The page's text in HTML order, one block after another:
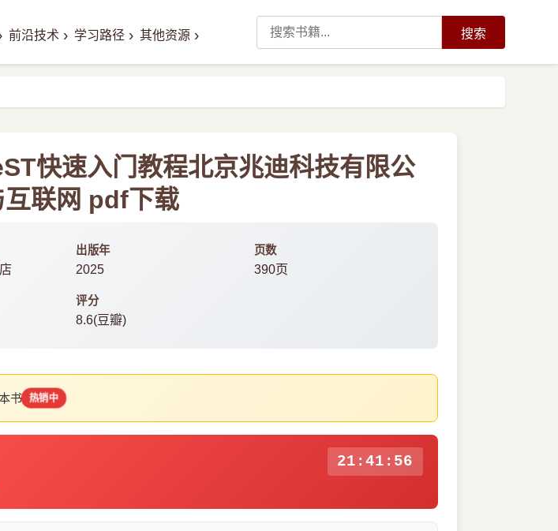
前沿技术 › 学习路径 › 其他资源 › 搜索
快速入门教程北京兆迪科技有限公
互联网 pdf下载
出版年
2025
页数
390页
评分
8.6(豆瓣)
书 热销中
21:41:55